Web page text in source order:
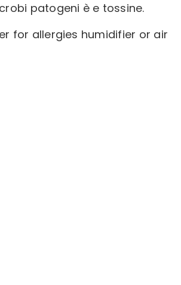
patogeni è e tossine.